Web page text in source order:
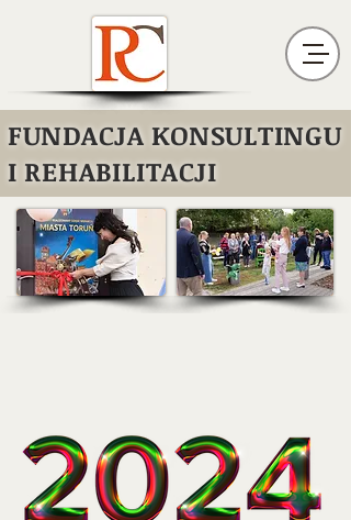
FUNDACJA KONSULTINGU
I REHABILITACJI